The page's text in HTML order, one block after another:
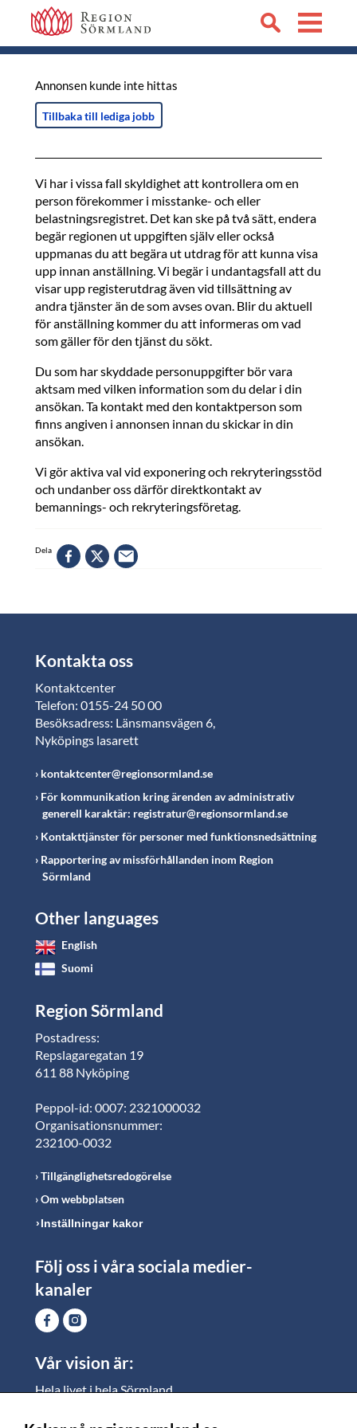
Annonsen kunde inte hittas
Tillbaka till lediga jobb
Vi har i vissa fall skyldighet att kontrollera om en
person förekommer i misstanke- och eller
belastningsregistret. Det kan ske på två sätt, endera
begär regionen ut uppgiften själv eller också
uppmanas du att begära ut utdrag för att kunna visa
upp innan anställning. Vi begär i undantagsfall att du
visar upp registerutdrag även vid tillsättning av
andra tjänster än de som avses ovan. Blir du aktuell
för anställning kommer du att informeras om vad
som gäller för den tjänst du sökt.
Du som har skyddade personuppgifter bör vara
aktsam med vilken information som du delar i din
ansökan. Ta kontakt med den kontaktperson som
finns angiven i annonsen innan du skickar in din
ansökan.
Vi gör aktiva val vid exponering och rekryteringsstöd
och undanber oss därför direktkontakt av
bemannings- och rekryteringsföretag.
Dela
Kontakta oss
Kontaktcenter
Telefon: 0155-24 50 00
Besöksadress: Länsmansvägen 6,
Nyköpings lasarett
kontaktcenter@regionsormland.se
För kommunikation kring ärenden av administrativ
generell karaktär: registratur@regionsormland.se
Kontakttjänster för personer med funktionsnedsättning
Rapportering av missförhållanden inom Region
Sörmland
Other languages
English
Suomi
Region Sörmland
Postadress:
Repslagaregatan 19
611 88 Nyköping
Peppol-id: 0007: 2321000032
Organisationsnummer:
232100-0032
Tillgänglighetsredogörelse
Om webbplatsen
Inställningar kakor
Följ oss i våra sociala medier-
kanaler
Vår vision är:
Hela livet i hela Sörmland.
vi vill skapa jämlika möjligheter för både